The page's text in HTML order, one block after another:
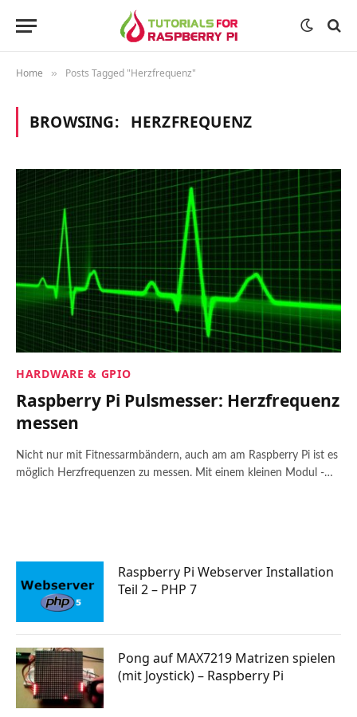
Home » Posts Tagged "Herzfrequenz"
BROWSING: HERZFREQUENZ
HARDWARE & GPIO
Raspberry Pi Pulsmesser: Herzfrequenz
messen
Nicht nur mit Fitnessarmbändern, auch am am Raspberry Pi ist es
möglich Herzfrequenzen zu messen. Mit einem kleinen Modul -…
Raspberry Pi Webserver Installation
Teil 2 – PHP 7
Pong auf MAX7219 Matrizen spielen
(mit Joystick) – Raspberry Pi